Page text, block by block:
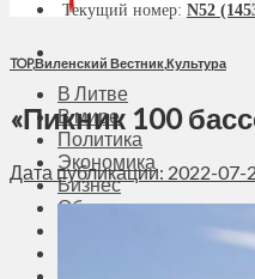
В Литве
В мире
Политика
Экономика
Бизнес
Общество
Текущий номер: N52
TOP,Виленский Вестник,Культура
«Пикник 100
Дата публикации: 2022-07-